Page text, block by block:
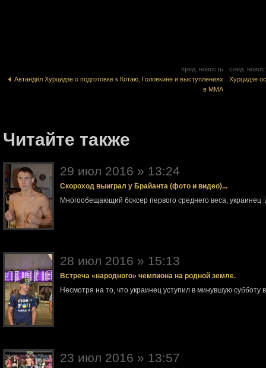
пред. новость
Автандил Хурцидзе о подготовке к Котаю, Головкине и выступлениях
в ММА
след.
Хурцидзе
Читайте также
29 июл 2016 » 13:24
Скороход выиграл у Брайанта (фото и видео)...
Многообещающий боксер первого среднего веса, украинец
28 июл 2016 » 15:13
Встреча «народного» чемпиона на родной земле.
Несмотря на то, что украинец уступил в минувшую субботу
23 июл 2016 » 13:57